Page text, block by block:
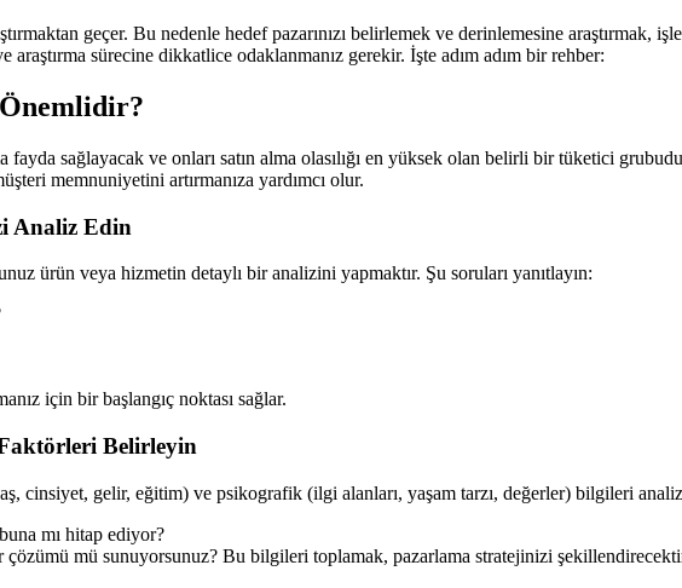
geçer. Bu nedenle hedef pazarınızı belirlemek ve derinlemesine araştırmak,
sürecine dikkatlice odaklanmanız gerekir. İşte adım adım bir rehber:
sağlayacak ve onları satın alma olasılığı en yüksek olan belirli bir tüketici
memnuniyetini artırmanıza yardımcı olur.
Analiz Edin
ürün veya hizmetin detaylı bir analizini yapmaktır. Şu soruları yanıtlayın:
için bir başlangıç noktası sağlar.
Belirleyin
cinsiyet, gelir, eğitim) ve psikografik (ilgi alanları, yaşam tarzı, değerler) bilgileri
mı hitap ediyor?
mü sunuyorsunuz? Bu bilgileri toplamak, pazarlama stratejinizi